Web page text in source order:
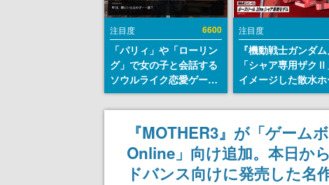
注目度 6600
「パリィ」や「ローリン
グ」で女の子と会話する
ソウルライク恋愛ゲーム
『小早川さんはソウルラ
イク』無料公開。返事に
失敗すると「YOU
DIED」
注目度
『機動戦士ガンダ
「シャア専用ザク
イメージした散水
リールが予約開始
にはシャアのパー
マークやジオン公国
エンブレム、型式
どを配置
『MOTHER3』が「ゲー
Online」向け追加。本日か
ドバンス向けに発売した